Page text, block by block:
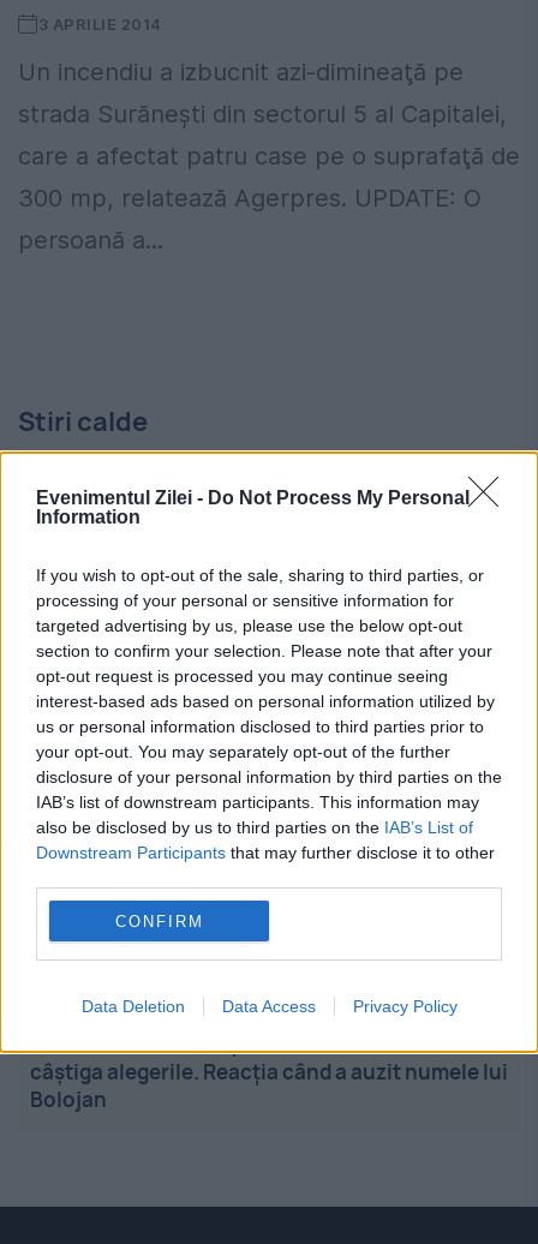
Evenimentul Zilei - Do Not Process My Personal
Information
If you wish to opt-out of the sale, sharing to third parties, or
processing of your personal or sensitive information for
targeted advertising by us, please use the below opt-out
section to confirm your selection. Please note that after your
opt-out request is processed you may continue seeing
interest-based ads based on personal information utilized by
us or personal information disclosed to third parties prior to
your opt-out. You may separately opt-out of the further
disclosure of your personal information by third parties on the
IAB’s list of downstream participants. This information may
also be disclosed by us to third parties on the IAB’s List of
Downstream Participants that may further disclose it to other
CONFIRM
Data Deletion Data Access Privacy Policy
3 APRILIE 2014
Un incendiu a izbucnit azi-dimineaţă pe
strada Surăneşti din sectorul 5 al Capitalei,
care a afectat patru case pe o suprafaţă de
300 mp, relatează Agerpres. UPDATE: O
persoană a...
Stiri calde
08:00-Buletinul electronic, în fața unei
07:49-O eclipsă rară vine peste o Europă lovită
de caniculă. „Situația este gravă”
07:40-Cancerul lui Joe Biden a ajuns într-un
stadiu avansat. Fiul său vorbește despre
suferința fostului președinte
07:29-Nu e cea mai bună zi să le contrazici.
Două zodii ar putea avea replica pregătită
înainte să termini propoziția
Incendiu la rafinăria Aramco din Arabia
Saudită. Instalația are o capacitate de 400.000
07:12-Cine ar fi fost premier dacă Antonescu
câștiga alegerile. Reacția când a auzit numele lui
Bolojan